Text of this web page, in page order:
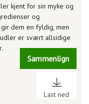
kjent for sin myke og
og
dem en fyldig, men
er svært allsidige
Sammenlign
Last ned